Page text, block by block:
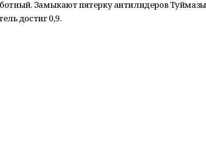
Замыкают пятерку антилидеров Туймазы
достиг 0,9.